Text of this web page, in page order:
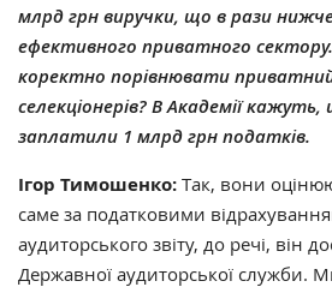
млрд грн виручки, що в рази
ефективного приватного сектору.
коректно порівнювати
селекціонерів? В Академії
заплатили 1 млрд грн податків.
Ігор Тимошенко: Так, вони
саме за податковими
аудиторського звіту, до речі, він
Державної аудиторської служби.